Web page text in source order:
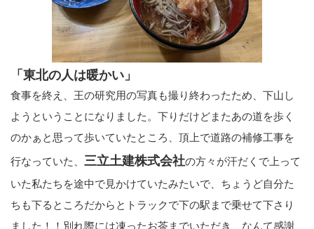
「東北の人は暖かい」
食事を終え、王の研究用の写真も撮り終わったため、下山し
ようということになりました。下りだけどまたあの道を歩く
のかぁと思って歩いていたところ、頂上で道路の補修工事を
行なっていた、 三立土建株式会社の方々が汗だくで上って
いた私たちを途中で見かけていたみたいで、ちょうど自分た
ちも下るところだからとトラックで下の駅まで乗せて下さり
ました！！別れ際には凍ったお茶までいただき、なんて感謝